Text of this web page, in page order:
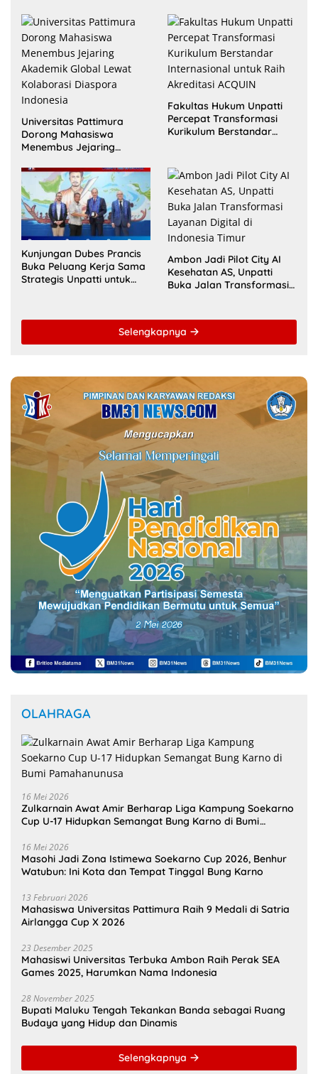
Universitas Pattimura
Dorong Mahasiswa
Menembus Jejaring
Kolaborasi Diaspora
Indonesia
Fakultas Hukum Unpatti
Percepat Transformasi
Kurikulum Berstandar
Kunjungan Dubes Prancis
Buka Peluang Kerja Sama
Strategis Unpatti untuk
Ambon Jadi Pilot City AI
Kesehatan AS, Unpatti
Buka Jalan Transformasi
Selengkapnya
OLAHRAGA
16 Mei 2026
Zulkarnain Awat Amir Berharap Liga Kampung Soekarno
Cup U-17 Hidupkan Semangat Bung Karno di Bumi
16 Mei 2026
Masohi Jadi Zona Istimewa Soekarno Cup 2026, Benhur
Watubun: Ini Kota dan Tempat Tinggal Bung Karno
13 Februari 2026
Mahasiswa Universitas Pattimura Raih 9 Medali di Satria
Airlangga Cup X 2026
23 Desember 2025
Mahasiswi Universitas Terbuka Ambon Raih Perak SEA
Games 2025, Harumkan Nama Indonesia
28 November 2025
Bupati Maluku Tengah Tekankan Banda sebagai Ruang
Budaya yang Hidup dan Dinamis
Selengkapnya